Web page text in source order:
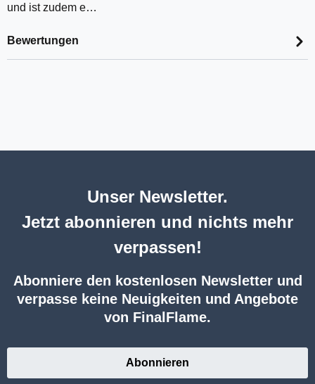
und ist zudem e…
Bewertungen
Unser Newsletter.
Jetzt abonnieren und nichts mehr
verpassen!
Abonniere den kostenlosen Newsletter und
verpasse keine Neuigkeiten und Angebote
von FinalFlame.
Abonnieren